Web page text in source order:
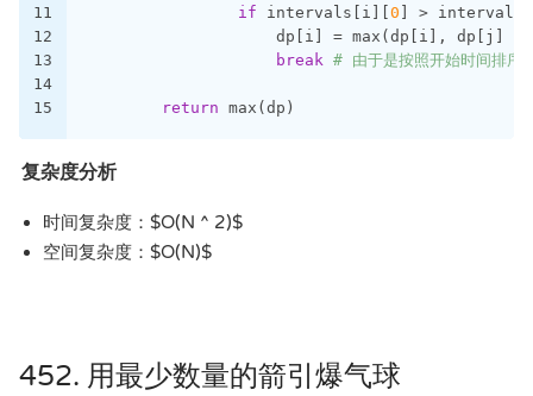
11
12
13
14
15
if intervals[i][ 0 ] >
                    dp[i] = max(dp[i], dp[j] +
break # 由于是按照开始时间排序
return max(dp)
复杂度分析
时间复杂度：$O(N ^ 2)$
空间复杂度：$O(N)$
452. 用最少数量的箭引爆气球